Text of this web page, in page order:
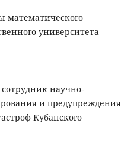
математического
университета
научно-
и предупреждения
Кубанского